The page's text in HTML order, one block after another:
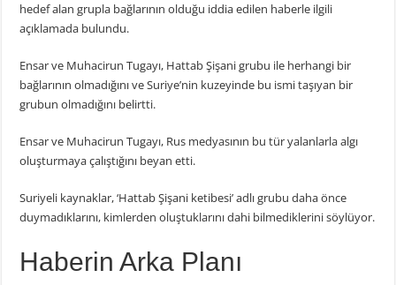
hedef alan grupla bağlarının olduğu iddia edilen haberle ilgili
açıklamada bulundu.
Ensar ve Muhacirun Tugayı, Hattab Şişani grubu ile herhangi bir
bağlarının olmadığını ve Suriye’nin kuzeyinde bu ismi taşıyan bir
grubun olmadığını belirtti.
Ensar ve Muhacirun Tugayı, Rus medyasının bu tür yalanlarla algı
oluşturmaya çalıştığını beyan etti.
Suriyeli kaynaklar, ‘Hattab Şişani ketibesi’ adlı grubu daha önce
duymadıklarını, kimlerden oluştuklarını dahi bilmediklerini söylüyor.
Haberin Arka Planı